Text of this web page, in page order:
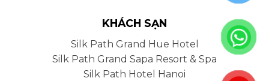
KHÁCH SẠN
Silk Path Grand Hue Hotel
Silk Path Grand Sapa Resort & Spa
Silk Path Hotel Hanoi